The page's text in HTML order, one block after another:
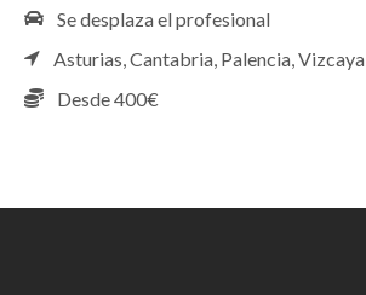
Se desplaza el profesional
Asturias, Cantabria, Palencia, Vizcaya,
Desde 400€